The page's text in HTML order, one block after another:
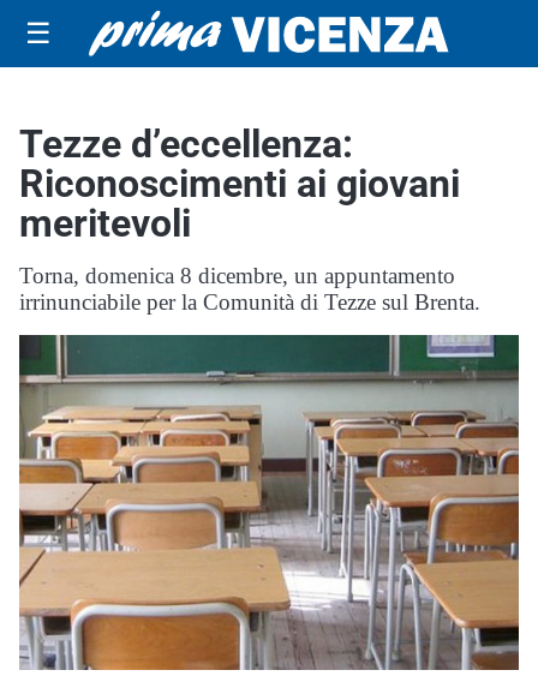
☰
Tezze d’eccellenza:
Riconoscimenti ai giovani
meritevoli
Torna, domenica 8 dicembre, un appuntamento
irrinunciabile per la Comunità di Tezze sul Brenta.